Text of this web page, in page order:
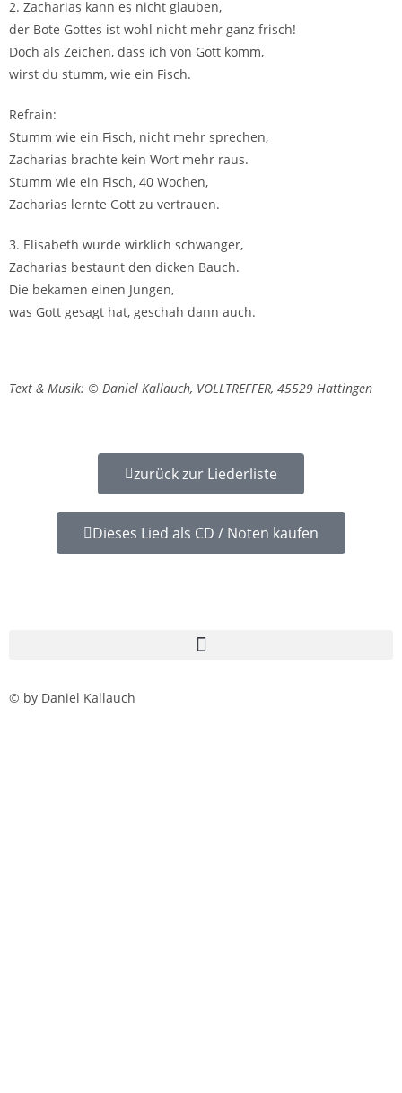
2. Zacharias kann es nicht glauben,
der Bote Gottes ist wohl nicht mehr ganz frisch!
Doch als Zeichen, dass ich von Gott komm,
wirst du stumm, wie ein Fisch.
Refrain:
Stumm wie ein Fisch, nicht mehr sprechen,
Zacharias brachte kein Wort mehr raus.
Stumm wie ein Fisch, 40 Wochen,
Zacharias lernte Gott zu vertrauen.
3. Elisabeth wurde wirklich schwanger,
Zacharias bestaunt den dicken Bauch.
Die bekamen einen Jungen,
was Gott gesagt hat, geschah dann auch.
Text & Musik: © Daniel Kallauch, VOLLTREFFER, 45529 Hattingen
zurück zur Liederliste
Dieses Lied als CD / Noten kaufen
© by Daniel Kallauch